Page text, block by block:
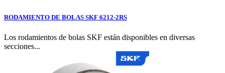
RODAMIENTO DE BOLAS SKF 6212-2RS
Los rodamientos de bolas SKF están disponibles en diversas
secciones...